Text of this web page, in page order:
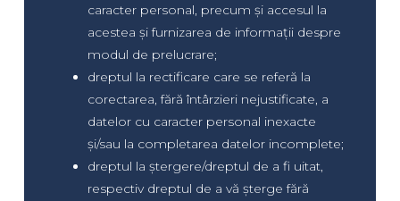
caracter personal, precum și accesul la
acestea și furnizarea de informații despre
modul de prelucrare;
dreptul la rectificare care se referă la
corectarea, fără întârzieri nejustificate, a
datelor cu caracter personal inexacte
și/sau la completarea datelor incomplete;
dreptul la ștergere/dreptul de a fi uitat,
respectiv dreptul de a vă șterge fără